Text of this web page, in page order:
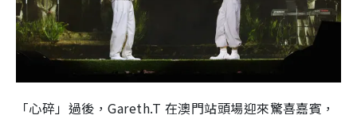
「心碎」過後，Gareth.T 在澳門站頭場迎來驚喜嘉賓，